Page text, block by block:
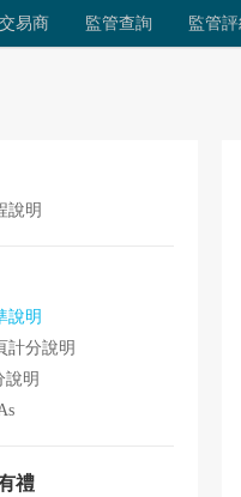
易商 監管查詢 監管評
說明
說明
計分說明
說明
禮